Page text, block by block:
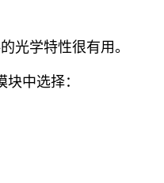
光学特性很有用。
块中选择：